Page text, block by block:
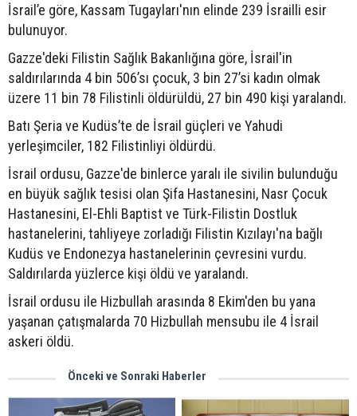
İsrail’e göre, Kassam Tugayları'nın elinde 239 İsrailli esir
bulunuyor.
Gazze'deki Filistin Sağlık Bakanlığına göre, İsrail'in
saldırılarında 4 bin 506’sı çocuk, 3 bin 27’si kadın olmak
üzere 11 bin 78 Filistinli öldürüldü, 27 bin 490 kişi yaralandı.
Batı Şeria ve Kudüs’te de İsrail güçleri ve Yahudi
yerleşimciler, 182 Filistinliyi öldürdü.
İsrail ordusu, Gazze'de binlerce yaralı ile sivilin bulunduğu
en büyük sağlık tesisi olan Şifa Hastanesini, Nasr Çocuk
Hastanesini, El-Ehli Baptist ve Türk-Filistin Dostluk
hastanelerini, tahliyeye zorladığı Filistin Kızılayı'na bağlı
Kudüs ve Endonezya hastanelerinin çevresini vurdu.
Saldırılarda yüzlerce kişi öldü ve yaralandı.
İsrail ordusu ile Hizbullah arasında 8 Ekim'den bu yana
yaşanan çatışmalarda 70 Hizbullah mensubu ile 4 İsrail
askeri öldü.
Önceki ve Sonraki Haberler